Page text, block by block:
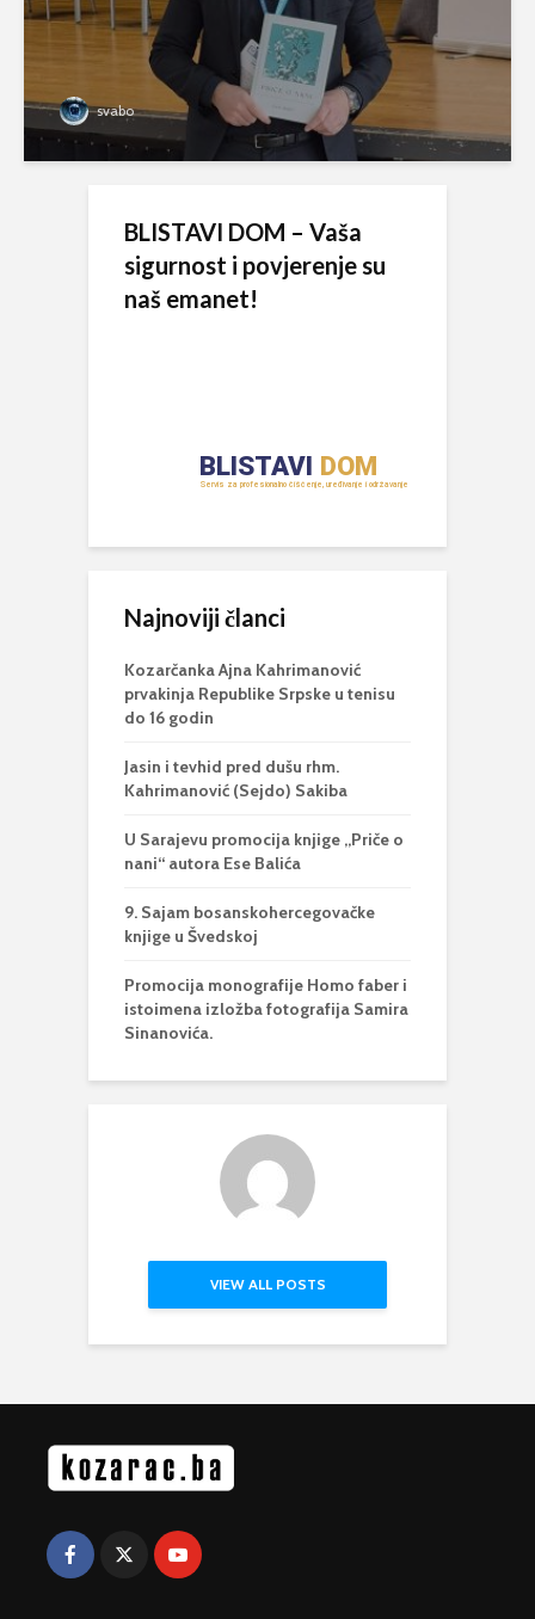
svabo
BLISTAVI DOM – Vaša
sigurnost i povjerenje su
naš emanet!
Najnoviji članci
Kozarčanka Ajna Kahrimanović
prvakinja Republike Srpske u tenisu
do 16 godin
Jasin i tevhid pred dušu rhm.
Kahrimanović (Sejdo) Sakiba
U Sarajevu promocija knjige „Priče o
nani“ autora Ese Balića
9. Sajam bosanskohercegovačke
knjige u Švedskoj
Promocija monografije Homo faber i
istoimena izložba fotografija Samira
Sinanovića.
VIEW ALL POSTS